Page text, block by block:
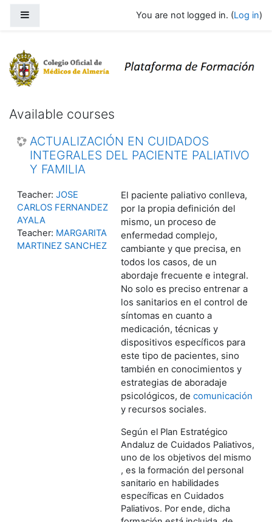
You are not logged in. (Log in)
Colegio de Medicos de Almeria -
Available courses
ACTUALIZACIÓN EN CUIDADOS
INTEGRALES DEL PACIENTE PALIATIVO
Y FAMILIA
El paciente paliativo conlleva,
por la propia definición del
mismo, un proceso de
enfermedad complejo,
cambiante y que precisa, en
todos los casos, de un
abordaje frecuente e integral.
No solo es preciso entrenar a
los sanitarios en el control de
síntomas en cuanto a
medicación, técnicas y
dispositivos específicos para
este tipo de pacientes, sino
también en conocimientos y
estrategias de aboradaje
psicológicos, de comunicación
y recursos sociales.
Según el Plan Estratégico
Andaluz de Cuidados Paliativos,
uno de los objetivos del mismo
, es la formación del personal
sanitario en habilidades
específicas en Cuidados
Paliativos. Por ende, dicha
Teacher: JOSE
CARLOS FERNANDEZ
AYALA
Teacher: MARGARITA
MARTINEZ SANCHEZ